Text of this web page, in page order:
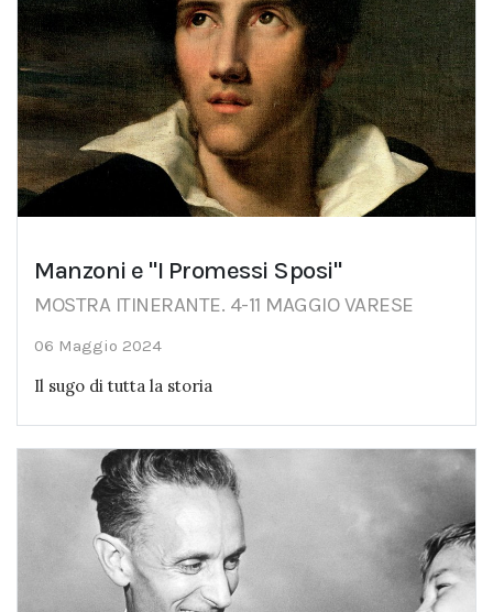
Manzoni e "I Promessi Sposi"
MOSTRA ITINERANTE. 4-11 MAGGIO VARESE
06 Maggio 2024
Il sugo di tutta la storia